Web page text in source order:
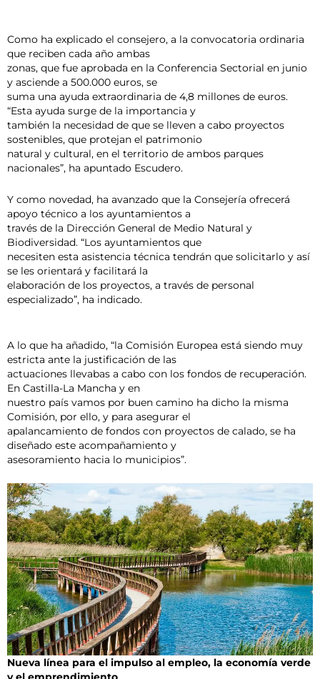
Como ha explicado el consejero, a la convocatoria ordinaria
que reciben cada año ambas
zonas, que fue aprobada en la Conferencia Sectorial en junio
y asciende a 500.000 euros, se
suma una ayuda extraordinaria de 4,8 millones de euros.
“Esta ayuda surge de la importancia y
también la necesidad de que se lleven a cabo proyectos
sostenibles, que protejan el patrimonio
natural y cultural, en el territorio de ambos parques
nacionales”, ha apuntado Escudero.
Y como novedad, ha avanzado que la Consejería ofrecerá
apoyo técnico a los ayuntamientos a
través de la Dirección General de Medio Natural y
Biodiversidad. “Los ayuntamientos que
necesiten esta asistencia técnica tendrán que solicitarlo y así
se les orientará y facilitará la
elaboración de los proyectos, a través de personal
especializado”, ha indicado.
A lo que ha añadido, “la Comisión Europea está siendo muy
estricta ante la justificación de las
actuaciones llevabas a cabo con los fondos de recuperación.
En Castilla-La Mancha y en
nuestro país vamos por buen camino ha dicho la misma
Comisión, por ello, y para asegurar el
apalancamiento de fondos con proyectos de calado, se ha
diseñado este acompañamiento y
asesoramiento hacia lo municipios”.
Nueva línea para el impulso al empleo, la economía verde